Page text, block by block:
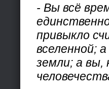
- Вы всё
привыкло
вселенной;
земли; а вы,